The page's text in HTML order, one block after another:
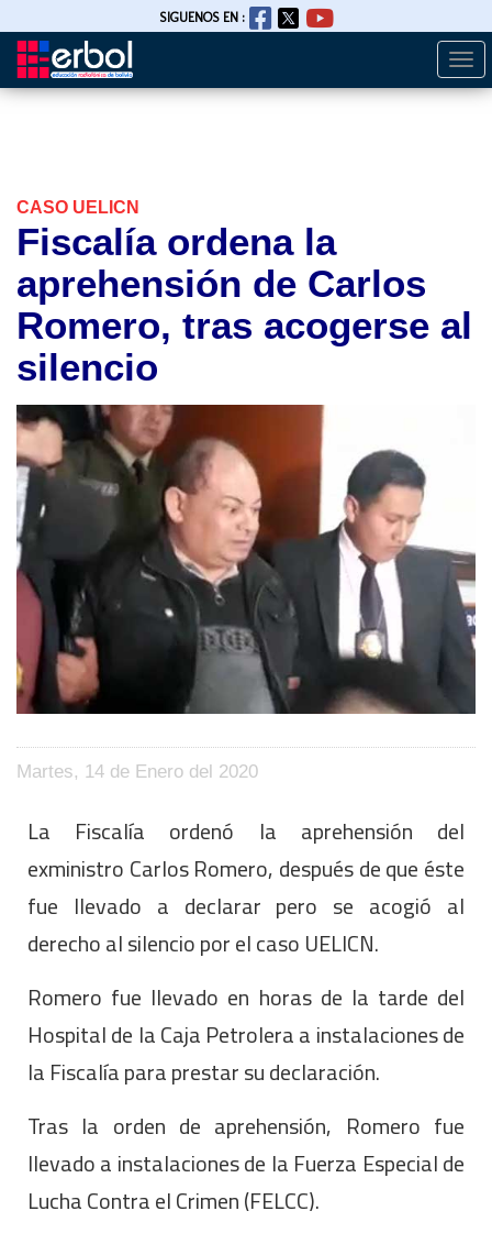
Pasar
SIGUENOS EN :
CASO UELICN
Fiscalía ordena la
aprehensión de Carlos
Romero, tras acogerse al
silencio
Martes, 14 de Enero del 2020
La Fiscalía ordenó la aprehensión del
exministro Carlos Romero, después de que éste
fue llevado a declarar pero se acogió al
derecho al silencio por el caso UELICN.
Romero fue llevado en horas de la tarde del
Hospital de la Caja Petrolera a instalaciones de
la Fiscalía para prestar su declaración.
Tras la orden de aprehensión, Romero fue
llevado a instalaciones de la Fuerza Especial de
Lucha Contra el Crimen (FELCC).